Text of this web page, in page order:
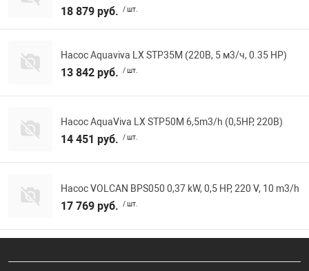
18 879 руб. / шт.
Насос Aquaviva LX STP35M (220В, 5 м3/ч, 0.35 HP)
13 842 руб. / шт.
Насос AquaViva LX STP50M 6,5m3/h (0,5HP, 220В)
14 451 руб. / шт.
Насос VOLCAN BPS050 0,37 kW, 0,5 HP, 220 V, 10 m3/h
17 769 руб. / шт.